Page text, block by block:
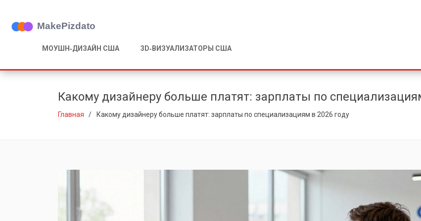
МОУШН‑ДИЗАЙН США 3D‑ВИЗУАЛИЗАТОРЫ США
Какому дизайнеру больше платят: зарплаты по
Главная Какому дизайнеру больше платят: зарплаты по специализациям в 2026 году